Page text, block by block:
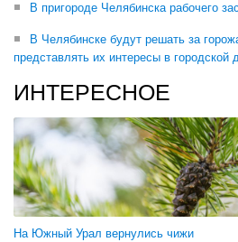
В пригороде Челябинска рабочего
В Челябинске будут решать за
представлять их интересы в городской
ИНТЕРЕСНОЕ
На Южный Урал вернулись чижи